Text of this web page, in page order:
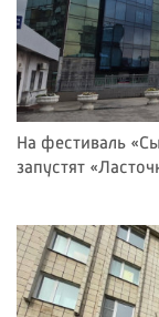
На фестиваль
запустят